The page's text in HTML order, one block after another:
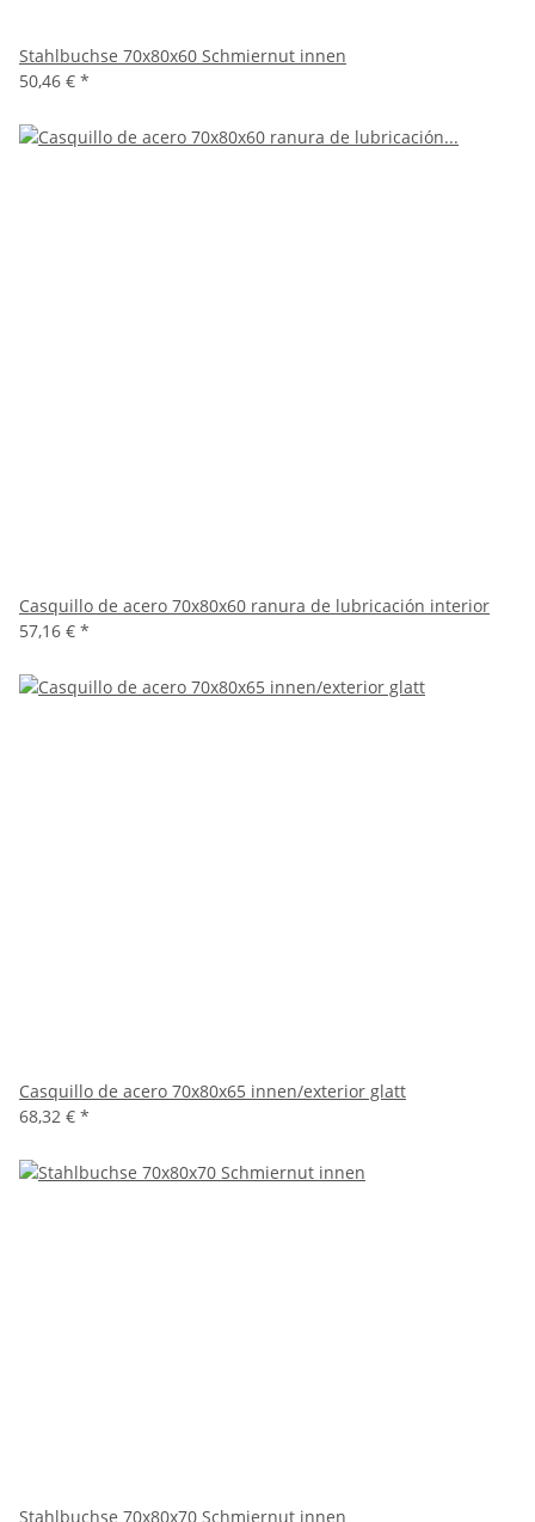
Stahlbuchse 70x80x60 Schmiernut innen
50,46 € *
Casquillo de acero 70x80x60 ranura de lubricación interior
57,16 € *
Casquillo de acero 70x80x65 innen/exterior glatt
68,32 € *
Stahlbuchse 70x80x70 Schmiernut innen